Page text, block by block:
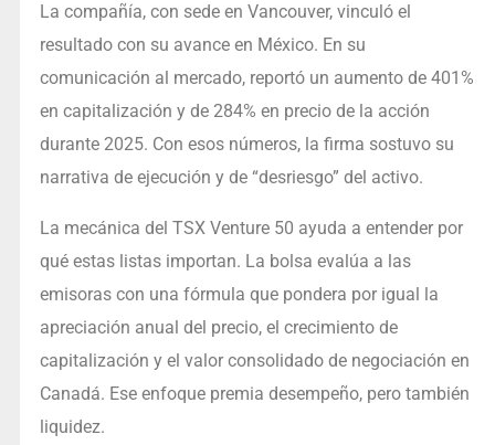
La compañía, con sede en Vancouver, vinculó el
resultado con su avance en México. En su
comunicación al mercado, reportó un aumento de 401%
en capitalización y de 284% en precio de la acción
durante 2025. Con esos números, la firma sostuvo su
narrativa de ejecución y de “desriesgo” del activo.
La mecánica del TSX Venture 50 ayuda a entender por
qué estas listas importan. La bolsa evalúa a las
emisoras con una fórmula que pondera por igual la
apreciación anual del precio, el crecimiento de
capitalización y el valor consolidado de negociación en
Canadá. Ese enfoque premia desempeño, pero también
liquidez.